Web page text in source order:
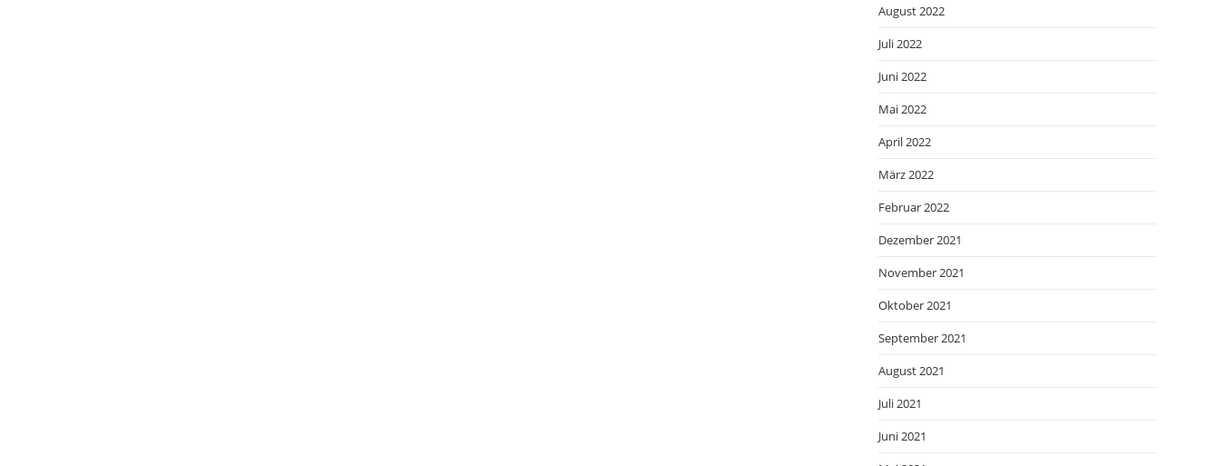
August 2022
Juli 2022
Juni 2022
Mai 2022
April 2022
März 2022
Februar 2022
Dezember 2021
November 2021
Oktober 2021
September 2021
August 2021
Juli 2021
Juni 2021